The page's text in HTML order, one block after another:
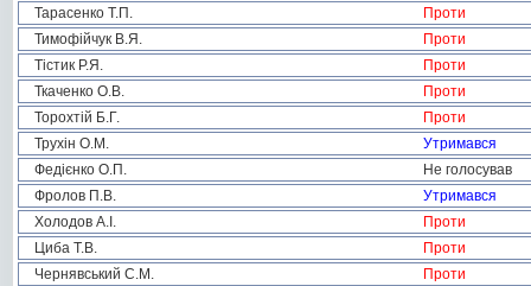
Тарасенко Т.П.
Проти
Тимофійчук В.Я.
Проти
Тістик Р.Я.
Проти
Ткаченко О.В.
Проти
Торохтій Б.Г.
Проти
Трухін О.М.
Утримався
Федієнко О.П.
Не голосував
Фролов П.В.
Утримався
Холодов А.І.
Проти
Циба Т.В.
Проти
Чернявський С.М.
Проти